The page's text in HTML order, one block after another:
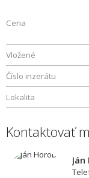
Cena
Vložené
Číslo inzerátu
Lokalita
Kontaktovať